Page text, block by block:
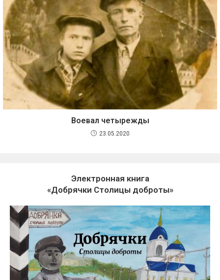
Воевал четырежды
23.05.2020
Электронная книга
«Добрячки Столицы доброты»